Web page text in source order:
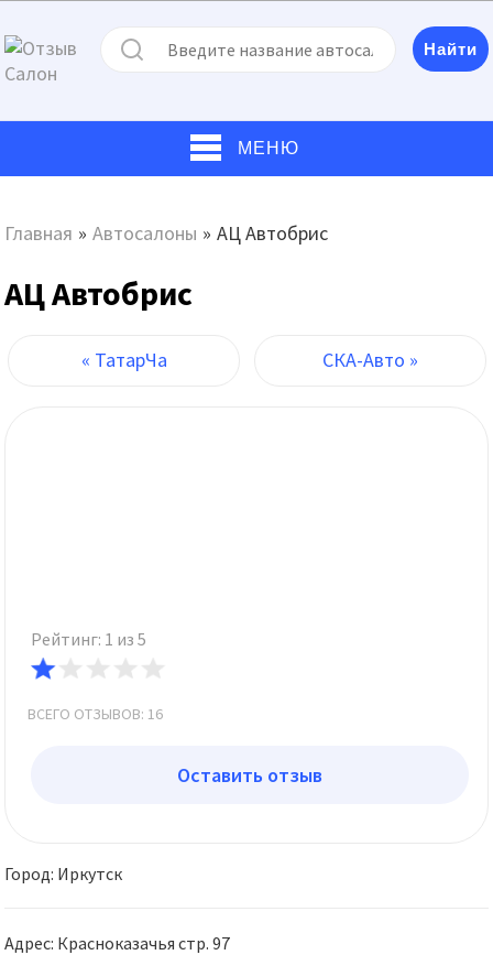
МЕНЮ
Главная » Автосалоны » АЦ Автобрис
АЦ Автобрис
« ТатарЧа СКА-Авто »
Город: Иркутск
Адрес: Красноказачья стр. 97
Рейтинг: 1 из 5
ВСЕГО ОТЗЫВОВ: 16
Оставить отзыв